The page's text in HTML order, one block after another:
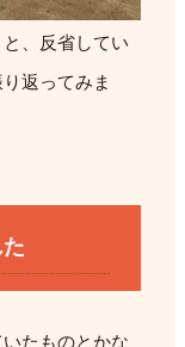
、反省してい
返ってみま
たものとかな